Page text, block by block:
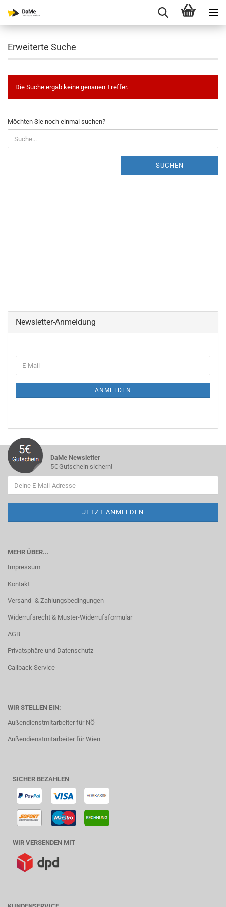
Erweiterte Suche
Die Suche ergab keine genauen Treffer.
MÖCHTEN
SIE
NOCH
EINMAL
Möchten Sie noch einmal suchen?
SUCHEN
Newsletter-Anmeldung
ZUR
E-
Mail
ANMELDEN
DaMe Newsletter
5€ Gutschein sichern!
MEHR ÜBER...
Impressum
Kontakt
Versand- & Zahlungsbedingungen
Widerrufsrecht & Muster-Widerrufsformular
AGB
Privatsphäre und Datenschutz
Callback Service
WIR STELLEN EIN:
Außendienstmitarbeiter für NÖ
Außendienstmitarbeiter für Wien
SICHER BEZAHLEN
WIR VERSENDEN MIT